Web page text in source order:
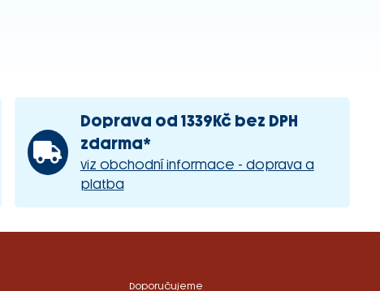
Doprava od 1339Kč bez DPH
zdarma*
viz obchodní informace - doprava a
platba
Doporučujeme